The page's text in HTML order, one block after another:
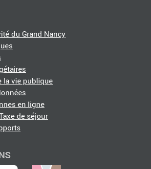
du Grand Nancy
la vie publique
en ligne
de séjour